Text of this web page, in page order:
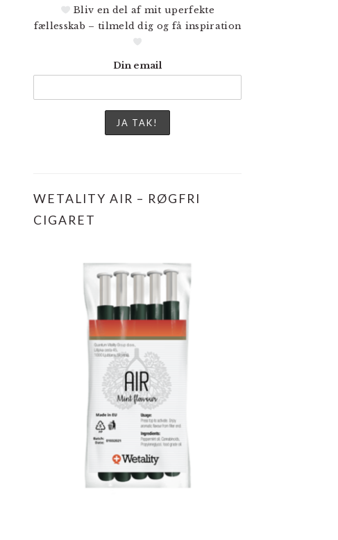
Bliv en del af mit uperfekte
fællesskab – tilmeld dig og få inspiration
Din email
WETALITY AIR – RØGFRI
CIGARET